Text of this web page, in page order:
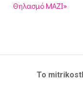
Θηλασμό ΜΑΖΙ»
Το